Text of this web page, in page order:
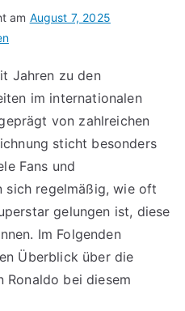
am August 7, 2025
Jahren zu den
im internationalen
von zahlreichen
sticht besonders
Fans und
sich regelmäßig, wie oft
gelungen ist, diese
Im Folgenden
Überblick über die
Ronaldo bei diesem